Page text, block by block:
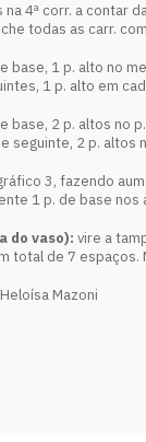
na 4ª corr. a contar
todas as carr.
base, 1 p. alto no
1 p. alto em
base, 2 p. altos no
seguinte, 2 p. altos
3, fazendo
1 p. de base
do vaso): vire a
total de 7
Heloísa Mazoni